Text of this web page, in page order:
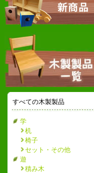
すべての木製製品
学
机
椅子
セット・その他
遊
積み木